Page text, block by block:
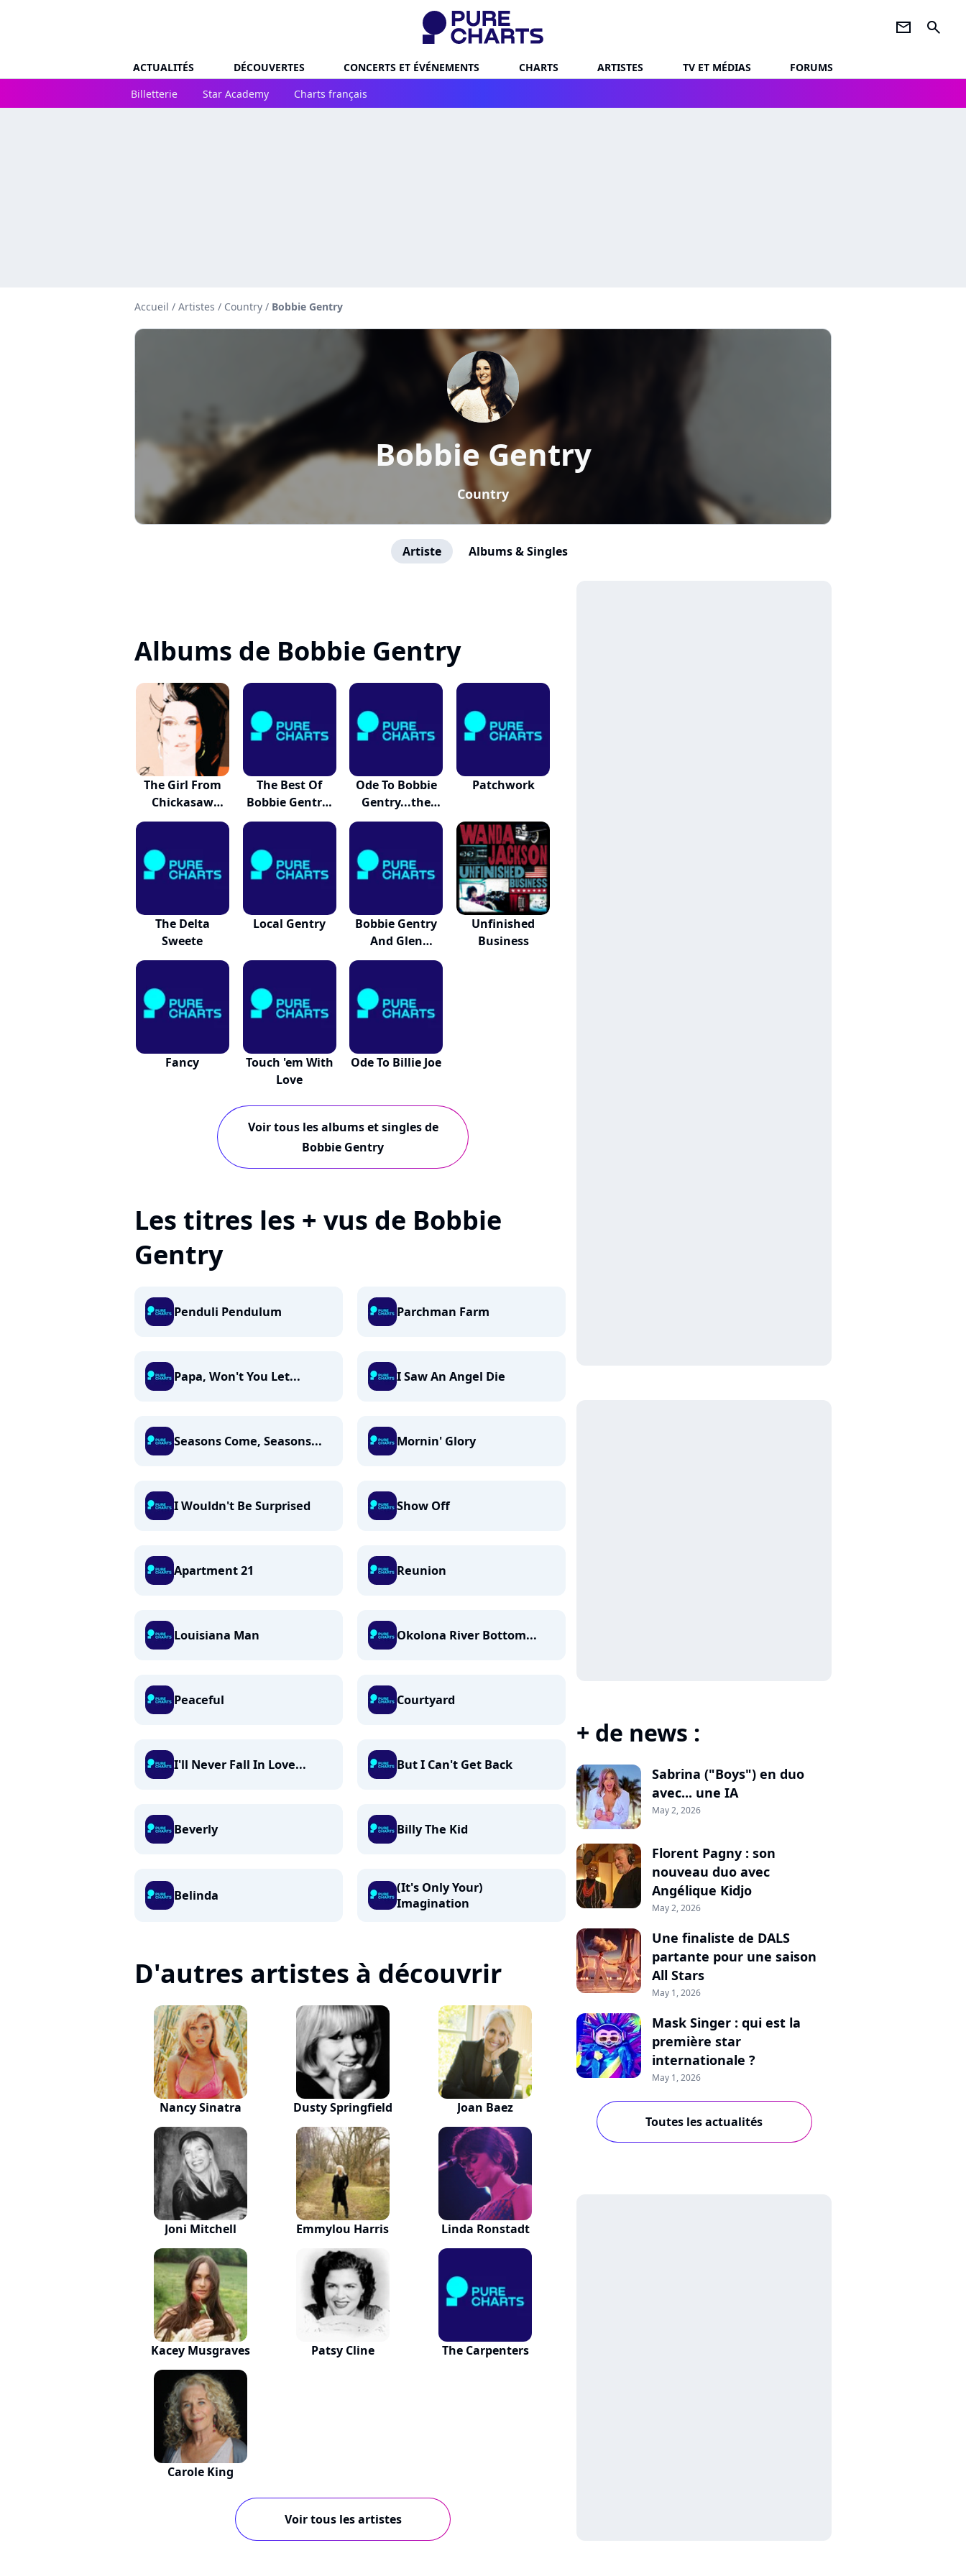
newsletter search
ACTUALITÉS DÉCOUVERTES CONCERTS ET ÉVÉNEMENTS CHARTS ARTISTES TV ET MÉDIAS
FORUMS
Billetterie
Star Academy Charts français
Accueil / Artistes / Country / Bobbie Gentry
Bobbie Gentry
Country
Artiste Albums & Singles
Albums de Bobbie Gentry
The Girl From
Chickasaw
Count...
The Best Of
Bobbie Gentry:
Th...
Ode To Bobbie
Gentry...the
Ca...
Patchwork
The Delta
Sweete
Local Gentry
Bobbie Gentry
And Glen
Campbell
Unfinished
Business
Fancy
Touch 'em With
Love
Ode To Billie Joe
Voir tous les albums et singles de
Bobbie Gentry
Les titres les + vus de Bobbie
Gentry
Penduli Pendulum Parchman Farm
Papa, Won't You Let... I Saw An Angel Die
Seasons Come, Seasons... Mornin' Glory
I Wouldn't Be Surprised Show Off
Apartment 21 Reunion
Louisiana Man Okolona River Bottom...
Peaceful Courtyard
I'll Never Fall In Love... But I Can't Get Back
Beverly Billy The Kid
Belinda
(It's Only Your)
Imagination
D'autres artistes à découvrir
Nancy Sinatra Dusty Springfield Joan Baez
Joni Mitchell Emmylou Harris Linda Ronstadt
Kacey Musgraves Patsy Cline The Carpenters
Carole King
Voir tous les artistes
+ de news :
Sabrina ("Boys") en duo
avec... une IA
May 2, 2026
Florent Pagny : son
nouveau duo avec
Angélique Kidjo
May 2, 2026
Une finaliste de DALS
partante pour une saison
All Stars
May 1, 2026
Mask Singer : qui est la
première star
internationale ?
May 1, 2026
Toutes les actualités